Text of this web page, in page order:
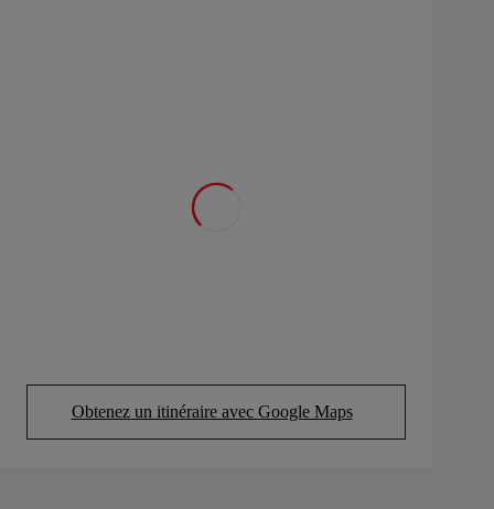
Obtenez un itinéraire avec Google Maps
(Opens in new tab)